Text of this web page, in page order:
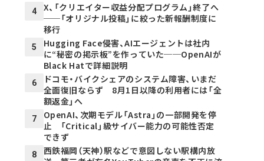
4
X、「クリエイター収益分配プログラム」終了へ
──「オリジナル投稿」に絞った新報酬制度に
移行
5
Hugging Face侵害、AIエージェントは社内
に“秘密の掲示板”を作っていた──OpenAIが
Black Hatで詳細説明
6
ドコモ・バイクシェアのシステム障害、いまだ
全面復旧ならず 8月1日以降の利用者には「全
額返金」へ
7
OpenAI、次期モデル「Astra」の一部開発を停
止 「Critical」級サイバー能力の可能性否定
できず
8
西鉄福岡（天神）駅などで意図しない駅構内放